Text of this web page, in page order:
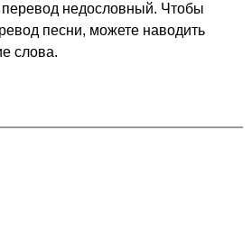
недословный. Чтобы
песни, можете наводить
слова.